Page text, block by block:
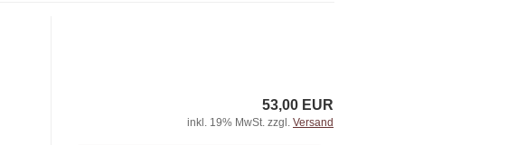
53,00 EUR
inkl. 19% MwSt. zzgl. Versand